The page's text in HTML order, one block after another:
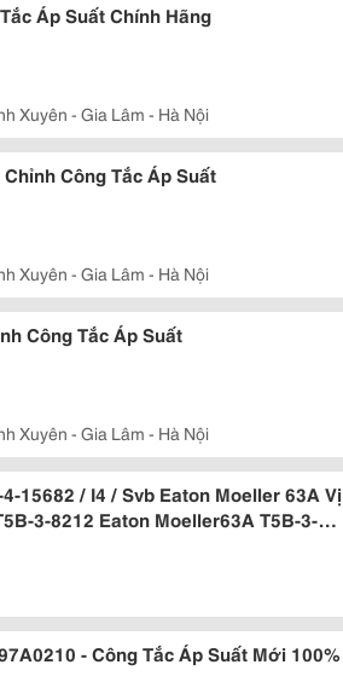
Áp Suất Chính Hãng
Xuyên - Gia Lâm - Hà Nội
Công Tắc Áp Suất
Xuyên - Gia Lâm - Hà Nội
Công Tắc Áp Suất
Xuyên - Gia Lâm - Hà Nội
15682 / I4 / Svb Eaton Moeller 63A Vị
3-8212 Eaton Moeller63A T5B-3-
Ly Moeller P3-63 / Ivs Tủ Phân Phối
- Công Tắc Áp Suất Mới 100%